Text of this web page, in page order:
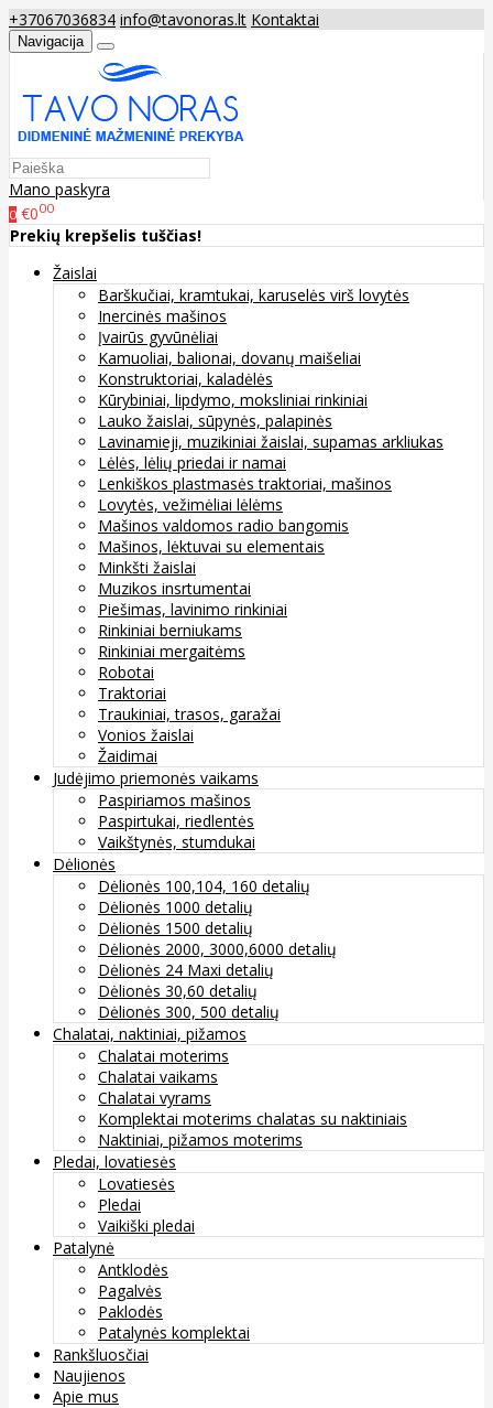
+37067036834 info@tavonoras.lt Kontaktai
Navigacija
Mano paskyra
0 €000
Prekių krepšelis tuščias!
Žaislai
Barškučiai, kramtukai, karuselės virš lovytės
Inercinės mašinos
Įvairūs gyvūnėliai
Kamuoliai, balionai, dovanų maišeliai
Konstruktoriai, kaladėlės
Kūrybiniai, lipdymo, moksliniai rinkiniai
Lauko žaislai, sūpynės, palapinės
Lavinamieji, muzikiniai žaislai, supamas arkliukas
Lėlės, lėlių priedai ir namai
Lenkiškos plastmasės traktoriai, mašinos
Lovytės, vežimėliai lėlėms
Mašinos valdomos radio bangomis
Mašinos, lėktuvai su elementais
Minkšti žaislai
Muzikos insrtumentai
Piešimas, lavinimo rinkiniai
Rinkiniai berniukams
Rinkiniai mergaitėms
Robotai
Traktoriai
Traukiniai, trasos, garažai
Vonios žaislai
Žaidimai
Judėjimo priemonės vaikams
Paspiriamos mašinos
Paspirtukai, riedlentės
Vaikštynės, stumdukai
Dėlionės
Dėlionės 100,104, 160 detalių
Dėlionės 1000 detalių
Dėlionės 1500 detalių
Dėlionės 2000, 3000,6000 detalių
Dėlionės 24 Maxi detalių
Dėlionės 30,60 detalių
Dėlionės 300, 500 detalių
Chalatai, naktiniai, pižamos
Chalatai moterims
Chalatai vaikams
Chalatai vyrams
Komplektai moterims chalatas su naktiniais
Naktiniai, pižamos moterims
Pledai, lovatiesės
Lovatiesės
Pledai
Vaikiški pledai
Patalynė
Antklodės
Pagalvės
Paklodės
Patalynės komplektai
Rankšluosčiai
Naujienos
Apie mus